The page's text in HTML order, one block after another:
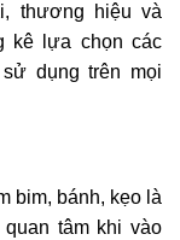
thương hiệu và
kê lựa chọn các
dụng trên mọi
bim, bánh, kẹo là
tâm khi vào